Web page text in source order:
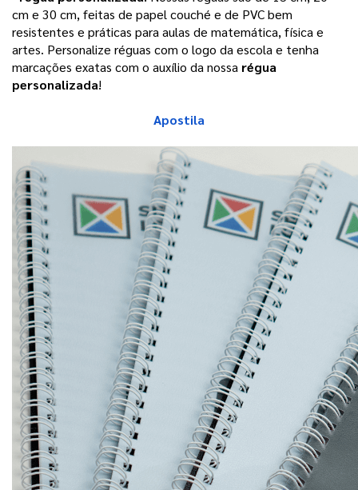
cm e 30 cm, feitas de papel couché e de PVC bem
resistentes e práticas para aulas de matemática, física e
artes. Personalize réguas com o logo da escola e tenha
marcações exatas com o auxílio da nossa régua
personalizada!
Apostila